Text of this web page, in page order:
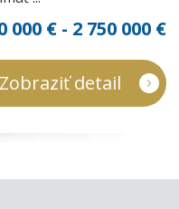
000 € - 2 750 000 €
Zobraziť detail